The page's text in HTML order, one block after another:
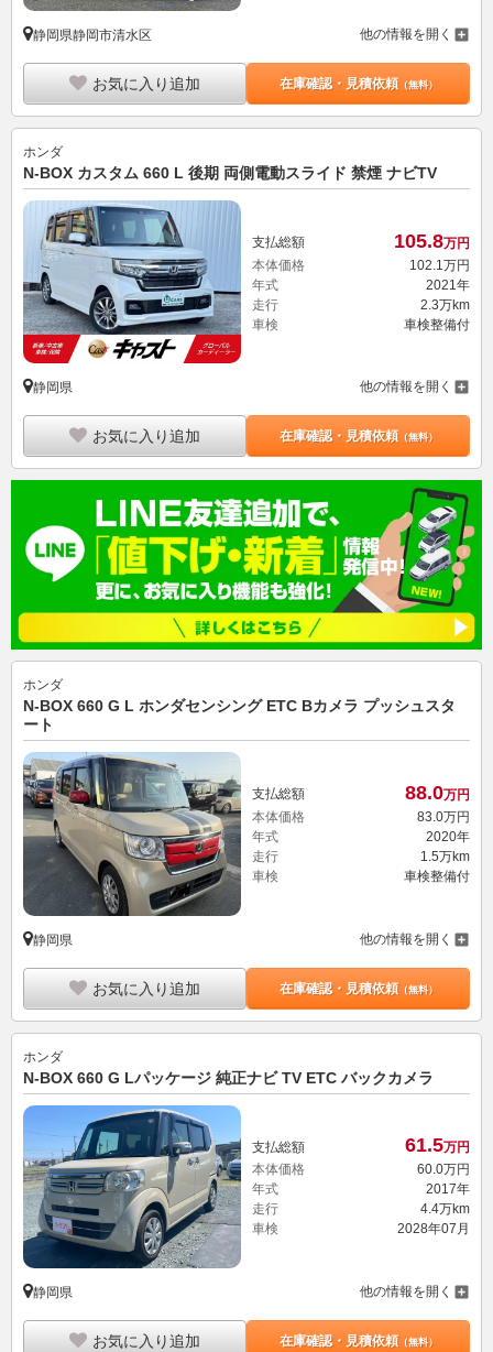
静岡県静岡市清水区 他の情報を開く
お気に入り追加 在庫確認・見積依頼（無料）
ホンダ
N-BOX カスタム 660 L 後期 両側電動スライド 禁煙 ナビTV
支払総額 105.8万円
本体価格
102. 1 万円
年式
2021年
走行
2.3万km
車検
車検整備付
静岡県 他の情報を開く
お気に入り追加 在庫確認・見積依頼（無料）
ホンダ
N-BOX 660 G L ホンダセンシング ETC Bカメラ プッシュスタ
ート
支払総額 88.0万円
本体価格
83.0万円
年式
2020年
走行
1.5万km
車検
車検整備付
静岡県 他の情報を開く
お気に入り追加 在庫確認・見積依頼（無料）
ホンダ
N-BOX 660 G Lパッケージ 純正ナビ TV ETC バックカメラ
支払総額 61.5万円
本体価格
60.0万円
年式
2017年
走行
4.4万km
車検
2028年07月
静岡県 他の情報を開く
お気に入り追加 在庫確認・見積依頼（無料）